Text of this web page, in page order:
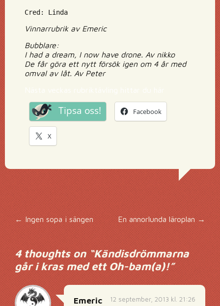
Cred: Linda
Vinnarrubrik av Emeric
Bubblare:
I had a dream, I now have drone. Av nikko
De får göra ett nytt försök igen om 4 år med
omval av låt. Av Peter
Tipsa oss! Facebook
X
Inläggsnavigering
←Ingen sopa i sängen En annorlunda läroplan→
4 thoughts on “Kändisdrömmarna
går i kras med ett Oh-bam(a)!”
12 september, 2013 kl. 21:26
Emeric